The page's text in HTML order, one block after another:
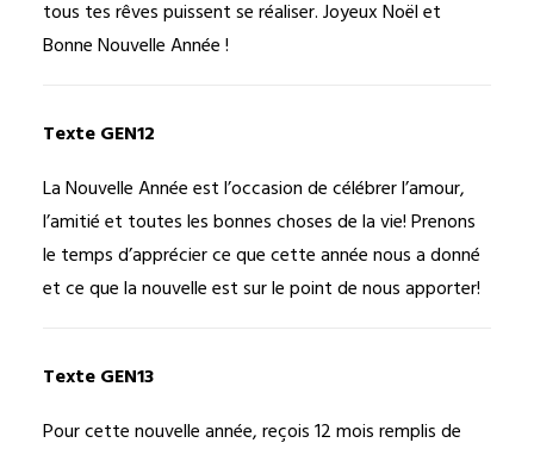
tous tes rêves puissent se réaliser. Joyeux Noël et
Bonne Nouvelle Année !
Texte GEN12
La Nouvelle Année est l’occasion de célébrer l’amour,
l’amitié et toutes les bonnes choses de la vie! Prenons
le temps d’apprécier ce que cette année nous a donné
et ce que la nouvelle est sur le point de nous apporter!
Texte GEN13
Pour cette nouvelle année, reçois 12 mois remplis de